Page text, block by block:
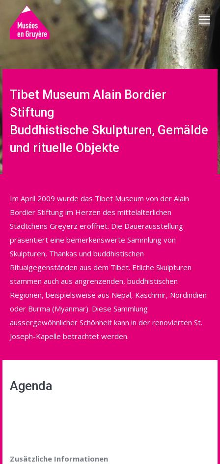
Tibet Museum Alain Bordier
Stiftung
Buddhistische Skulpturen, Gemälde
und rituelle Objekte
Im April 2009 wurde das Tibet Museum von der Alain
Bordier Stiftung im Herzen des mittelalterlichen
Städtchens Greyerz eröffnet. Die Dauerausstellung
präsentiert eine bemerkenswerte Sammlung von
Skulpturen, Thankas und buddhistischen
Ritualgegenständen aus dem Tibet. Etliche Skulpturen
stammen auch aus angrenzenden, buddhistischen
Regionen, beispielsweise aus Nepal, Kaschmir, Nordindien
oder Burma (Myanmar). Diese Sammlung
aussergewöhnlicher Schönheit kann in der renovierten St.
Joseph-Kapelle betrachtet werden.
Agenda
Zusätzliche Informationen